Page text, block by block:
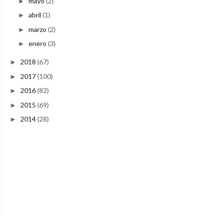
► abril (1)
► marzo (2)
► enero (3)
► 2018 (67)
► 2017(100)
► 2016(82)
► 2015 (69)
► 2014(28)